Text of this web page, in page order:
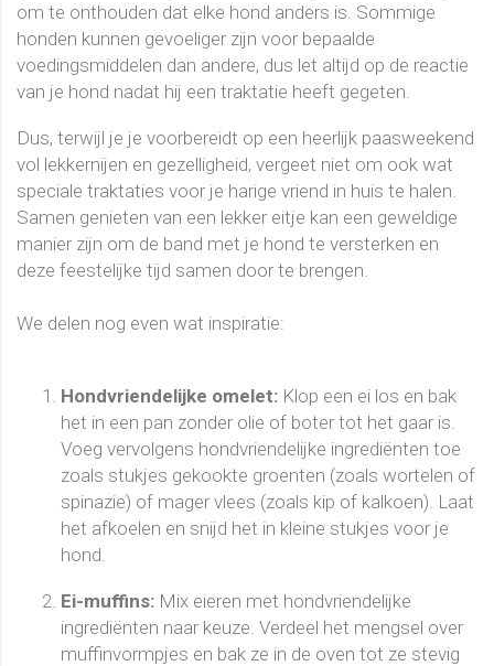
om te onthouden dat elke hond anders is. Sommige
honden kunnen gevoeliger zijn voor bepaalde
voedingsmiddelen dan andere, dus let altijd op de reactie
van je hond nadat hij een traktatie heeft gegeten.
Dus, terwijl je je voorbereidt op een heerlijk paasweekend
vol lekkernijen en gezelligheid, vergeet niet om ook wat
speciale traktaties voor je harige vriend in huis te halen.
Samen genieten van een lekker eitje kan een geweldige
manier zijn om de band met je hond te versterken en
deze feestelijke tijd samen door te brengen.
We delen nog even wat inspiratie:
Hondvriendelijke omelet: Klop een ei los en bak
het in een pan zonder olie of boter tot het gaar is.
Voeg vervolgens hondvriendelijke ingrediënten toe
zoals stukjes gekookte groenten (zoals wortelen of
spinazie) of mager vlees (zoals kip of kalkoen). Laat
het afkoelen en snijd het in kleine stukjes voor je
hond.
Ei-muffins: Mix eieren met hondvriendelijke
ingrediënten naar keuze. Verdeel het mengsel over
muffinvormpjes en bak ze in de oven tot ze stevig